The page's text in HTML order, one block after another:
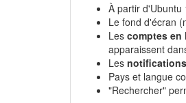
À partir d'Ubuntu
Le fond d'écran
Les comptes en
apparaissent
Les notifications
Pays et langue
"Rechercher"